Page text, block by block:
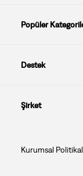
Popüler
Destek
Şirket
Kurumsal